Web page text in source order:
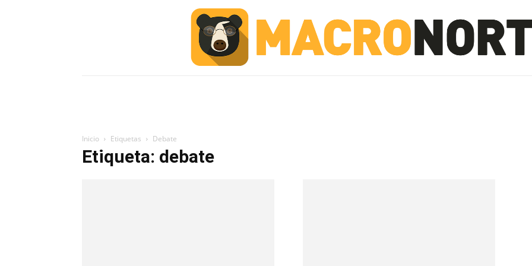
Inicio Etiquetas Debate
Etiqueta: debate